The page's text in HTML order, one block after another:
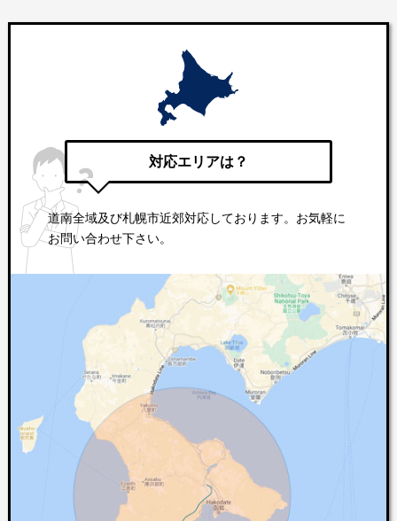
対応エリアは？
道南全域及び札幌市近郊対応しております。お気軽に
お問い合わせ下さい。